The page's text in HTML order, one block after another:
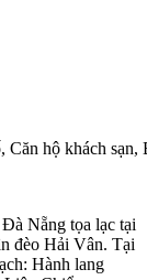
Căn hộ khách sạn,
Đà Nẵng tọa lạc tại
đèo Hải Vân. Tại
Hành lang